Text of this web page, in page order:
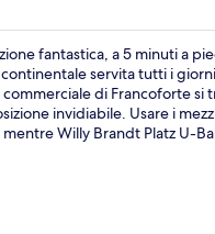
fantastica, a 5 minuti a
servita tutti i
di Francoforte si
invidiabile. Usare i
Willy Brandt Platz U-